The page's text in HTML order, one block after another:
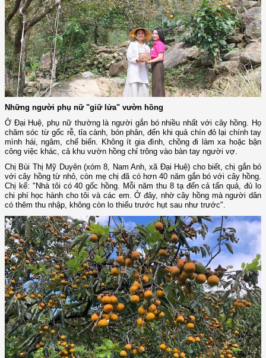
Những người phụ nữ "giữ lửa" vườn hồng
Ở Đại Huệ, phụ nữ thường là người gắn bó nhiều nhất với cây hồng. Họ
chăm sóc từ gốc rễ, tỉa cành, bón phân, đến khi quả chín đỏ lại chính t­­ay
mình hái, ngâm, chế biến. Không ít gia đình, chồng đi làm xa hoặc bận
công việc khác, cả khu vườn hồng chỉ trông vào bàn tay người vợ.
Chị Bùi Thị Mỹ Duyên (xóm 8, Nam Anh, xã Đại Huệ) cho biết, chị gắn bó
với cây hồng từ nhỏ, còn mẹ chị đã có hơn 40 năm gắn bó với cây hồng.
Chị kể: "Nhà tôi có 40 gốc hồng. Mỗi năm thu 8 tạ đến cả tấn quả, đủ lo
chi phí học hành cho tôi và các em. Ở đây, nhờ cây hồng mà người dân
có thêm thu nhập, không còn lo thiếu trước hụt sau như trước".